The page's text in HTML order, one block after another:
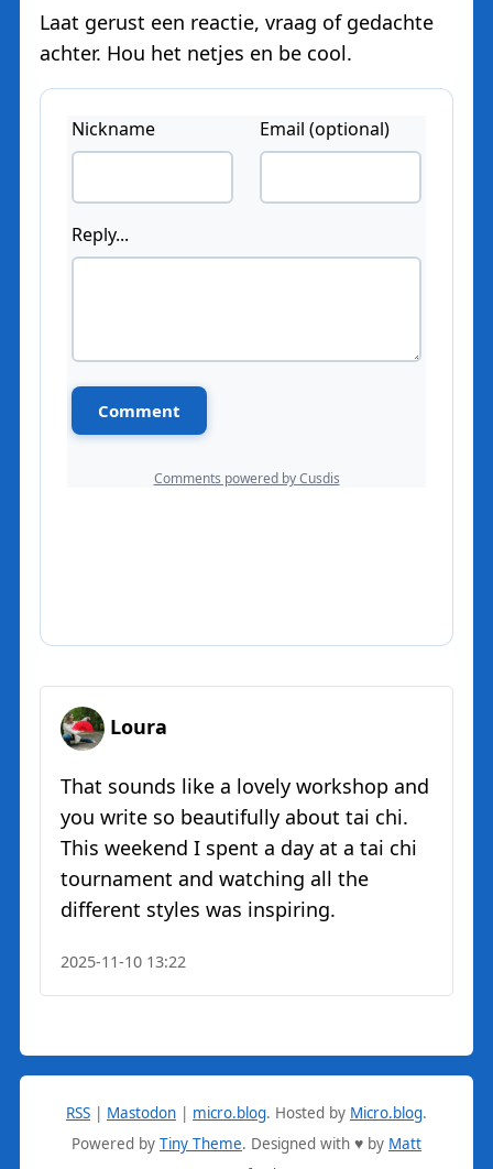
Laat gerust een reactie, vraag of gedachte
achter. Hou het netjes en be cool.
Loura
That sounds like a lovely workshop and
you write so beautifully about tai chi.
This weekend I spent a day at a tai chi
tournament and watching all the
different styles was inspiring.
2025-11-10 13:22
RSS | Mastodon | micro.blog. Hosted by Micro.blog.
Powered by Tiny Theme. Designed with ♥ by Matt